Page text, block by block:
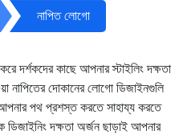
নাপিত লোগো
দর্শকদের কাছে আপনার স্টাইলিং দক্ষতা
নাপিতের দোকানের লোগো ডিজাইনগুলি
পথ প্রশস্ত করতে সাহায্য করতে
দক্ষতা অর্জন ছাড়াই আপনার